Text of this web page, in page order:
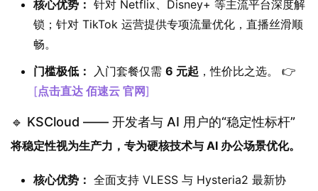
核心优势： 针对 Netflix、Disney+ 等主流平台深度解
锁；针对 TikTok 运营提供专项流量优化，直播丝滑顺
畅。
门槛极低：
入门套餐仅需 6 元起 ，性价比之选。 👉
[点击直达 佰速云 官网]
🔹 KSCloud —— 开发者与 AI 用户的“稳定性标杆”
将稳定性视为生产力，专为硬核技术与 AI 办公场景优化。
核心优势： 全面支持 VLESS 与 Hysteria2 最新协